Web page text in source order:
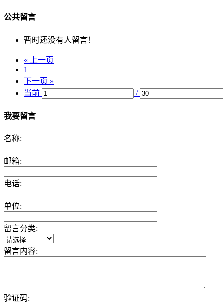
公共留言
暂时还没有人留言！
« 上一页
1
下一页 »
当前
/
我要留言
名称:
邮箱:
电话:
单位:
留言分类:
留言内容:
验证码: